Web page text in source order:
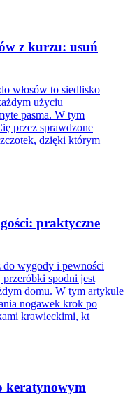
z kurzu: usuń
włosów to siedlisko
użyciu
pasma. W tym
przez sprawdzone
dzięki którym
praktyczne
do wygody i pewności
przeróbki spodni jest
domu. W tym artykule
nogawek krok po
krawieckimi, kt
keratynowym